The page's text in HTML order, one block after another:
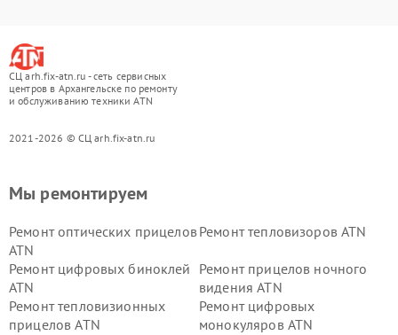
СЦ arh.fix-atn.ru - сеть сервисных
центров в Архангельске по ремонту
и обслуживанию техники ATN
2021-2026 © СЦ arh.fix-atn.ru
Мы ремонтируем
Ремонт оптических прицелов
ATN
Ремонт тепловизоров ATN
Ремонт цифровых биноклей
ATN
Ремонт прицелов ночного
видения ATN
Ремонт тепловизионных
прицелов ATN
Ремонт цифровых
монокуляров ATN